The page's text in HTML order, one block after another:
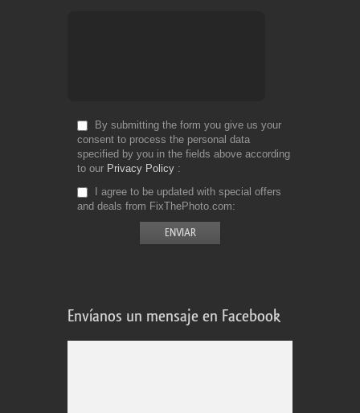
By submitting the form you give us your
consent to process the personal data
specified by you in the fields above according
to our Privacy Policy
I agree to be updated with special offers
and deals from FixThePhoto.com
Envíanos un mensaje en Facebook